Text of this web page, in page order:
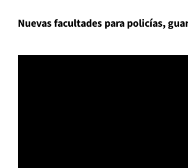
Nuevas facultades para policías,